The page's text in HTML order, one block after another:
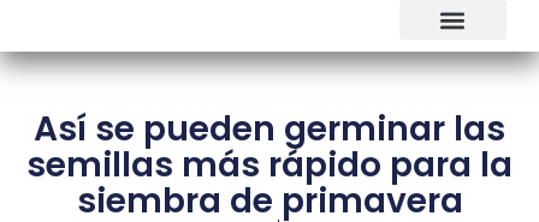
Así se pueden germinar las
semillas más rápido para la
siembra de primavera